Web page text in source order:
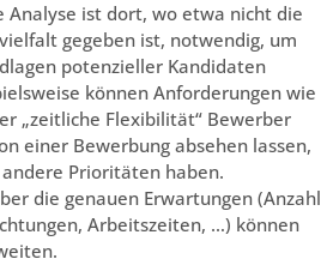
Analyse ist dort, wo etwa nicht die
gegeben ist, notwendig, um
potenzieller Kandidaten
können Anforderungen wie
„zeitliche Flexibilität“ Bewerber
einer Bewerbung absehen lassen,
Prioritäten haben.
die genauen Erwartungen (Anzahl
Arbeitszeiten, …) können